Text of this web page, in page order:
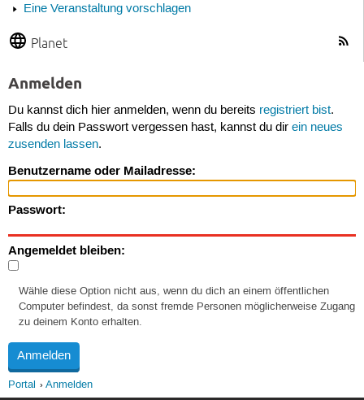
Eine Veranstaltung vorschlagen
Planet
Anmelden
Du kannst dich hier anmelden, wenn du bereits registriert bist.
Falls du dein Passwort vergessen hast, kannst du dir ein neues
zusenden lassen.
Benutzername oder Mailadresse:
Passwort:
Angemeldet bleiben:
Wähle diese Option nicht aus, wenn du dich an einem öffentlichen
Computer befindest, da sonst fremde Personen möglicherweise Zugang
zu deinem Konto erhalten.
Portal Anmelden